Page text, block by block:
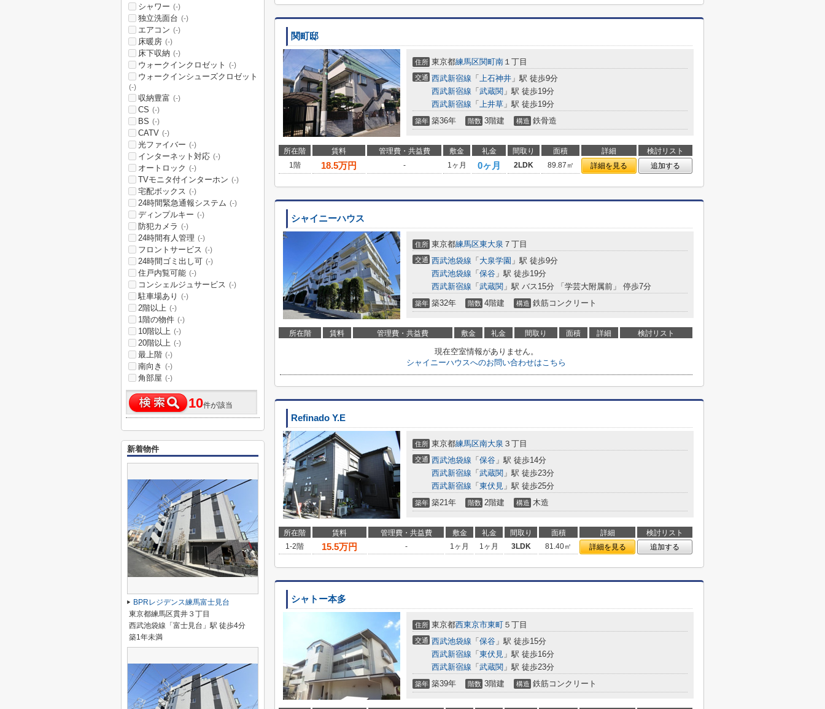
関町邸
住所 東京都練馬区関町南 １丁目
交通 西武新宿線 「 上石神井 」駅 徒歩9分
西武新宿線 「 武蔵関 」駅 徒歩19分
西武新宿線 「 上井草 」駅 徒歩19分
築年 築36年 階数 3階建 構造 鉄骨造
所在階 賃料 管理費・共益費 敷金 礼金 間取り 面積 詳細
検討リスト
1階
18.5万円 - 1ヶ月 0ヶ月 2LDK 89.87㎡ 詳細を見る 追加する
シャイニーハウス
住所 東京都練馬区東大泉 ７丁目
交通 西武池袋線 「 大泉学園 」駅 徒歩9分
西武池袋線 「 保谷 」駅 徒歩19分
西武新宿線 「 武蔵関 」駅 バス15分 「学芸大附属前」 停歩7分
築年 築32年 階数 4階建 構造 鉄筋コンクリート
所在階 賃料 管理費・共益費 敷金 礼金 間取り 面積 詳細 検討リスト
現在空室情報がありません。
シャイニーハウスへのお問い合わせはこちら
Refinado Y.E
住所 東京都練馬区南大泉 ３丁目
交通 西武池袋線 「 保谷 」駅 徒歩14分
西武新宿線 「 武蔵関 」駅 徒歩23分
西武新宿線 「 東伏見 」駅 徒歩25分
築年 築21年 階数 2階建 構造 木造
所在階 賃料 管理費・共益費 敷金 礼金 間取り 面積 詳細
検討リスト
1-2階
15.5万円 - 1ヶ月 1ヶ月 3LDK 81.40㎡ 詳細を見る 追加する
シャトー本多
住所 東京都西東京市東町 ５丁目
交通 西武池袋線 「 保谷 」駅 徒歩15分
西武新宿線 「 東伏見 」駅 徒歩16分
西武新宿線 「 武蔵関 」駅 徒歩23分
築年 築39年 階数 3階建 構造 鉄筋コンクリート
シャワー (-)
独立洗面台 (-)
エアコン (-)
床暖房 (-)
床下収納 (-)
ウォークインクロゼット (-)
ウォークインシューズクロゼット
(-)
収納豊富 (-)
CS (-)
BS (-)
CATV (-)
光ファイバー (-)
インターネット対応 (-)
オートロック (-)
TVモニタ付インターホン (-)
宅配ボックス (-)
24時間緊急通報システム (-)
ディンプルキー (-)
防犯カメラ (-)
24時間有人管理 (-)
フロントサービス (-)
24時間ゴミ出し可 (-)
住戸内覧可能 (-)
コンシェルジュサービス (-)
駐車場あり (-)
2階以上 (-)
1階の物件 (-)
10階以上 (-)
20階以上 (-)
最上階 (-)
南向き (-)
角部屋 (-)
10件が該当
新着物件
BPRレジデンス練馬富士見台
東京都練馬区貫井３丁目
西武池袋線「富士見台」駅 徒歩4分
築1年未満